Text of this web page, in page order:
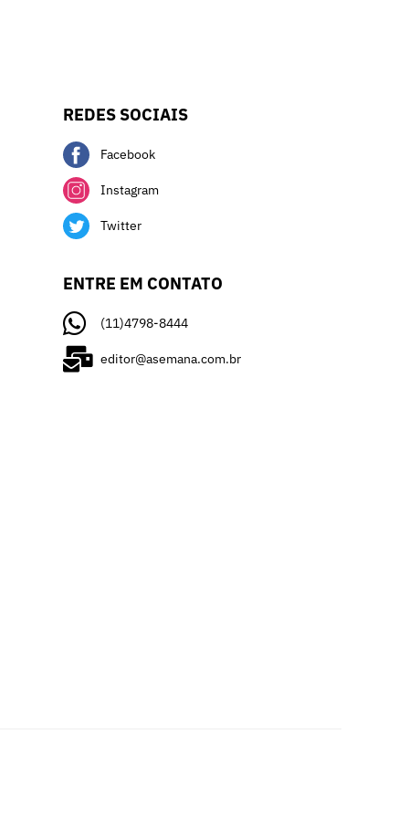
REDES SOCIAIS
Facebook
Instagram
Twitter
ENTRE EM CONTATO
(11)4798-8444
editor@asemana.com.br